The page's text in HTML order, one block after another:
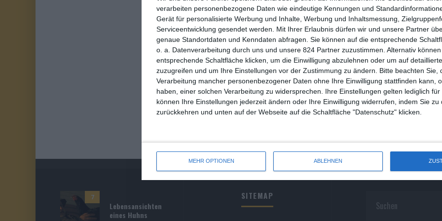
verarbeiten personenbezogene Daten wie eindeutige Kennungen und
Gerät für personalisierte Werbung und Inhalte, Werbung und Inhaltsmessung,
Serviceentwicklung gesendet werden.
Mit Ihrer Erlaubnis dürfen wir und unsere Partner
genaue Standortdaten und Kenndaten abfragen. Sie können auf die entsprechende
o. a. Datenverarbeitung durch uns und unsere 824 Partner zuzustimmen. Alternativ
entsprechende Schaltfläche klicken, um die Einwilligung abzulehnen oder um auf
zuzugreifen und um Ihre Einstellungen vor der Zustimmung zu ändern.
Bitte beachten Sie,
Verarbeitung mancher personenbezogener Daten ohne Ihre Einwilligung stattfinden kann,
haben, einer solchen Verarbeitung zu widersprechen. Ihre Einstellungen gelten lediglich
können Ihre Einstellungen jederzeit ändern oder Ihre Einwilligung widerrufen, indem Sie zu
zurückkehren und unten auf der Webseite auf die Schaltfläche "Datenschutz" klicken.
MEHR OPTIONEN ABLEHNEN
7
Lebensansichten
eines Huhns
SITEMAP